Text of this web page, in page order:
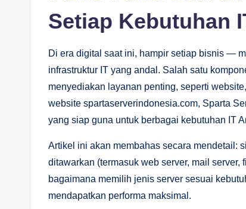
Setiap Kebutuhan
Di era digital saat ini, hampir setiap bisnis —
infrastruktur IT yang andal. Salah satu
menyediakan layanan penting, seperti
website spartaserverindonesia.com, Sparta
yang siap guna untuk berbagai kebutuhan IT
Artikel ini akan membahas secara mendetail:
ditawarkan (termasuk web server, mail
bagaimana memilih jenis server sesuai
mendapatkan performa maksimal.